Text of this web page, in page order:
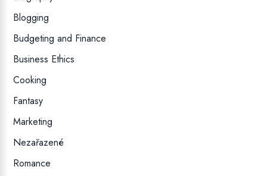
Blogging
Budgeting and Finance
Business Ethics
Cooking
Fantasy
Marketing
Nezařazené
Romance